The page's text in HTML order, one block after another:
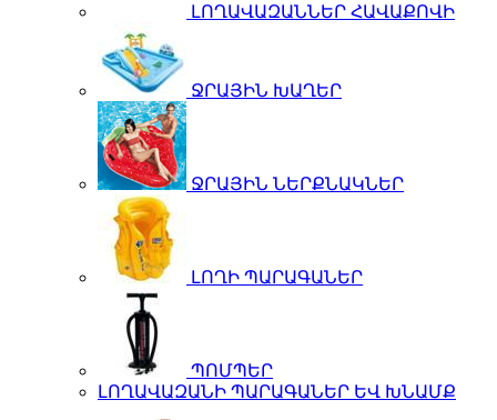
ԼՈՂԱՎԱԶԱՆՆԵՐ ՀԱՎԱՔՈՎԻ
ՋՐԱՅԻՆ ԽԱՂԵՐ
ՋՐԱՅԻՆ ՆԵՐՔՆԱԿՆԵՐ
ԼՈՂԻ ՊԱՐԱԳԱՆԵՐ
ՊՈՄՊԵՐ
ԼՈՂԱՎԱԶԱՆԻ ՊԱՐԱԳԱՆԵՐ ԵՎ ԽՆԱՄՔ